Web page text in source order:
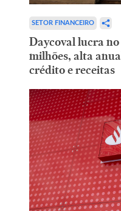
SETOR FINANCEIRO
Daycoval lucra
milhões, alta
crédito e receitas